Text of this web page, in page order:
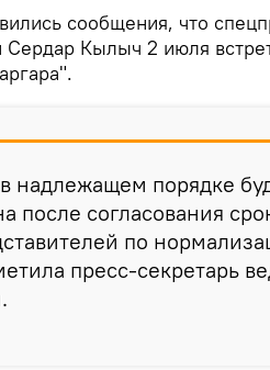
сообщения, что
Сердар Кылыч 2 июля
надлежащем порядке
после согласования
по
пресс-секретарь